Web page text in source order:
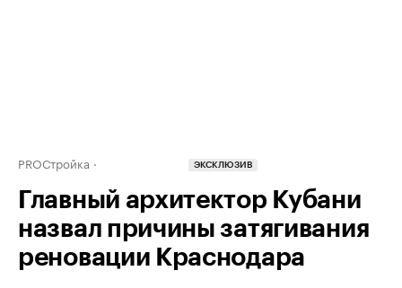
PROСтройка ЭКСКЛЮЗИВ
Главный архитектор Кубани
назвал причины затягивания
реновации Краснодара